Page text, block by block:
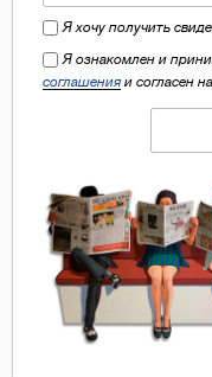
Я хочу получить
Я ознакомлен и
соглашения и согласен